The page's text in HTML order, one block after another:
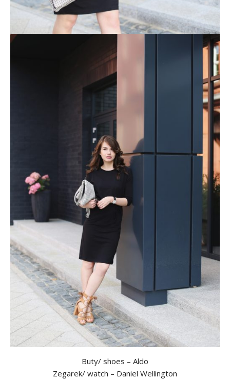
Buty/ shoes – Aldo
Zegarek/ watch – Daniel Wellington